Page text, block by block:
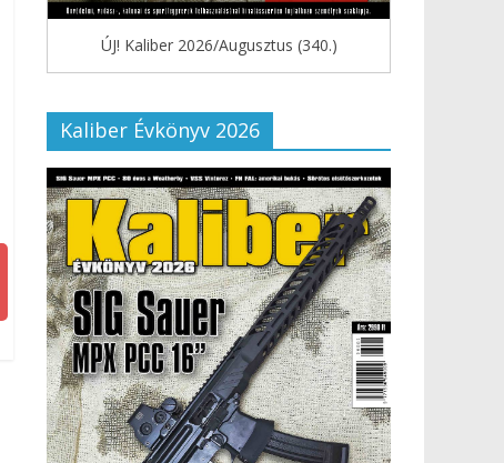
ÚJ! Kaliber 2026/Augusztus (340.)
Kaliber Évkönyv 2026